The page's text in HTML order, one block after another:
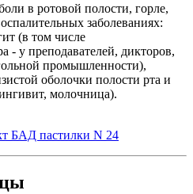
в ротовой полости, горле,
заболеваниях:
(в том числе
- у преподавателей, дикторов,
промышленности),
оболочки полости рта и
молочница).
БАД пастилки N 24